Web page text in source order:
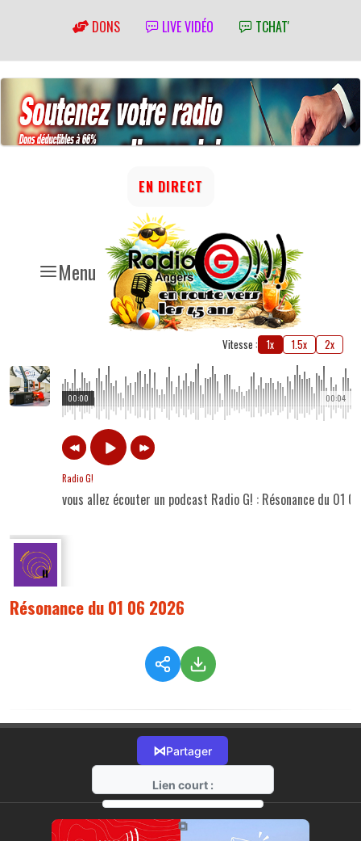
DONS LIVE VIDÉO TCHAT'
Menu
EN DIRECT
Vitesse : 1x 1.5x 2x
00:04
00:00
Radio G!
vous allez écouter un podcast Radio G! : Résonance du 01
Résonance du 01 06 2026
⋈Partager
Lien court :
https://radio-g.fr?22171
⧉